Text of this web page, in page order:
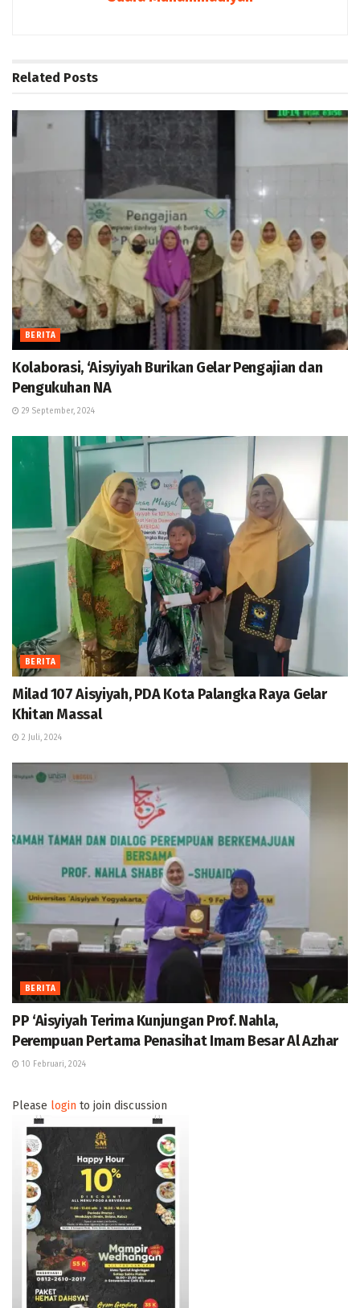
Related Posts
BERITA
Kolaborasi, ‘Aisyiyah Burikan Gelar Pengajian dan
Pengukuhan NA
29 September, 2024
BERITA
Milad 107 Aisyiyah, PDA Kota Palangka Raya Gelar
Khitan Massal
2 Juli, 2024
BERITA
PP ‘Aisyiyah Terima Kunjungan Prof. Nahla,
Perempuan Pertama Penasihat Imam Besar Al Azhar
10 Februari, 2024
Please login to join discussion